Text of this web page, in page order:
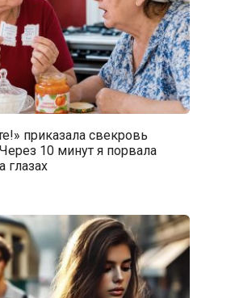
приказала свекровь
10 минут я порвала
глазах